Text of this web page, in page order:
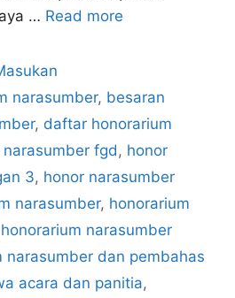
… Read more
narasumber, besaran
, daftar honorarium
narasumber fgd , honor
3, honor narasumber
narasumber, honorarium
honorarium narasumber
narasumber dan pembahas
acara dan panitia,